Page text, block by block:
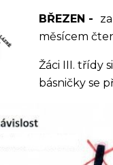
BŘEZEN -
měsícem
Žáci III. třídy
básničky se